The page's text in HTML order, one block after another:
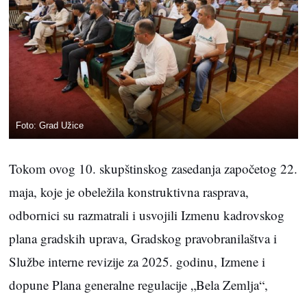
Foto: Grad Užice
Tokom ovog 10. skupštinskog zasedanja započetog 22.
maja, koje je obeležila konstruktivna rasprava,
odbornici su razmatrali i usvojili Izmenu kadrovskog
plana gradskih uprava, Gradskog pravobranilaštva i
Službe interne revizije za 2025. godinu, Izmene i
dopune Plana generalne regulacije „Bela Zemlja“,